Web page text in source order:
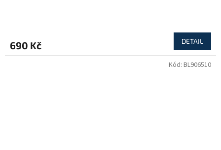
690 Kč DETAIL
Kód: BL906510